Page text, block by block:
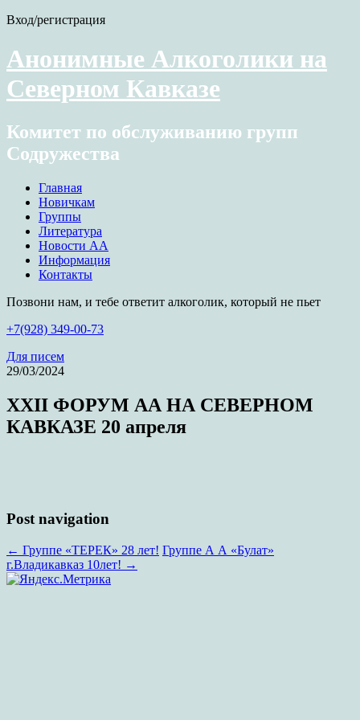
Вход/регистрация
Анонимные Алкоголики на
Северном Кавказе
Комитет по обслуживанию групп
Содружества
Главная
Новичкам
Группы
Литература
Новости АА
Информация
Контакты
Позвони нам, и тебе ответит алкоголик, который не пьет
+7(928) 349-00-73
Для писем
29/03/2024
XXII ФОРУМ АА НА CЕВЕРНОМ
КАВКАЗЕ 20 апреля
Post navigation
← Группе «ТЕРЕК» 28 лет! Группе А А «Булат»
г.Владикавказ 10лет! →